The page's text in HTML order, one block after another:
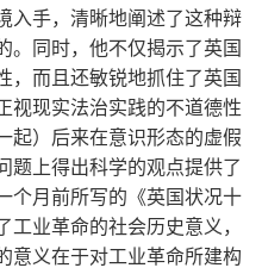
入手，清晰地阐述了这种辩
。同时，他不仅揭示了英国
，而且还敏锐地抓住了英国
视现实法治实践的不道德性
起）后来在意识形态的虚假
题上得出科学的观点提供了
个月前所写的《英国状况十
工业革命的社会历史意义，
意义在于对工业革命所建构